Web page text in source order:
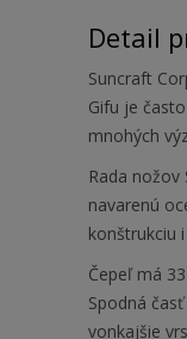
Detail
Suncraft
Gifu je
mnohých
Rada
navarenú
konštrukciu
Čepeľ má
Spodná
vonkajšie